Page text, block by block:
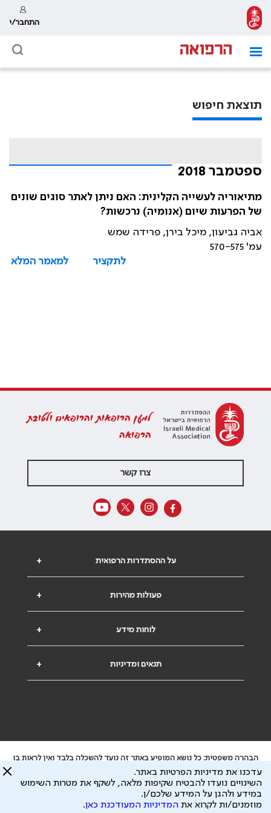
התחבר/י
תוצאת חיפוש
ספטמבר 2018
מתיאוריה לעשייה הקלינית: האם ניתן לאתר סוגים שונים
של הפרעות שיום (אנומיה) נרכשות?
אביה גביעון, מיכל בירן, פרידה שמש
עמ' 570-575
לתקציר
למאמר המלא
למען הרופאות והרופאים ולטובת
הרפואה
צרו קשר
+ על ההסתדרות הרפואית
+ פעולות מהירות
+ לוחות מידע
+ תנאים ומדיניות
הבהרה משפטית: כל נושא המופיע באתר זה נועד להשכלה בלבד ואין לראות בו
ייעוץ רפואי או משפטי. אין הר"י אחראית לתוכן המתפרסם באתר זה ולכל נזק
שעלול להיגרם.
ידוע לי שהר"י אוספת ושומרת מידע אישי לצורך מתן השרות וכי חלק ממנו עשוי
להיות מועבר לצדדים שלישיים, הכל בכפוף למדיניות הפרטיות
עדכנו את מדיניות הפרטיות באתר.
השינויים נועדו להבטיח שקיפות מלאה, לשקף את מטרות השימוש
במידע ולהגן על המידע שלכם/ן.
מוזמנים/ות לקרוא את המדיניות המעודכנת כאן.